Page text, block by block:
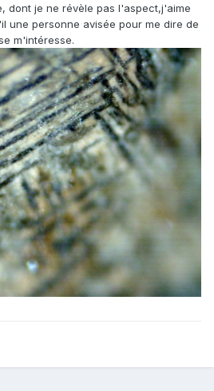
dont je ne révèle pas l'aspect,j'aime
une personne avisée pour me dire de
m'intéresse.